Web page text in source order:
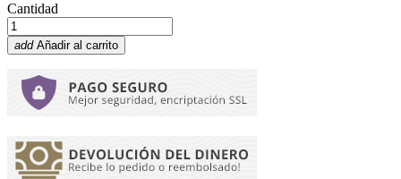
Cantidad
add Añadir al carrito